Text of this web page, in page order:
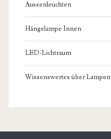
Aussenleuchten
Hängelampe Innen
LED-Lichtraum
Wissenswertes über Lampen